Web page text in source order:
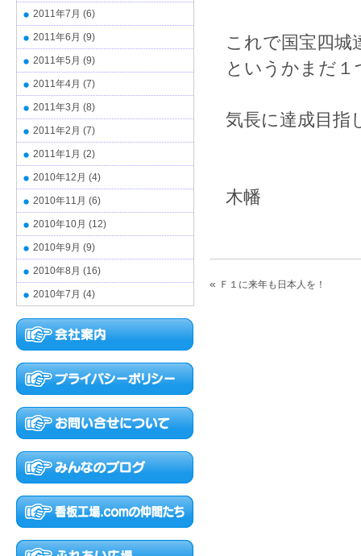
これで国宝四城
というかまだ
気長に達成目指
木幡
« Ｆ１に来年も日本人を！
2011年7月 (6)
2011年6月 (9)
2011年5月 (9)
2011年4月 (7)
2011年3月 (8)
2011年2月 (7)
2011年1月 (2)
2010年12月 (4)
2010年11月 (6)
2010年10月 (12)
2010年9月 (9)
2010年8月 (16)
2010年7月 (4)